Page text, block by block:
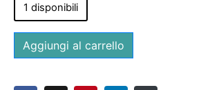
1 disponibili
Aggiungi al carrello